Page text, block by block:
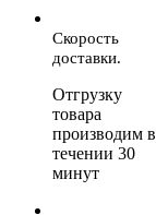
Скорость
доставки.
Отгрузку
товара
производим в
течении 30
минут